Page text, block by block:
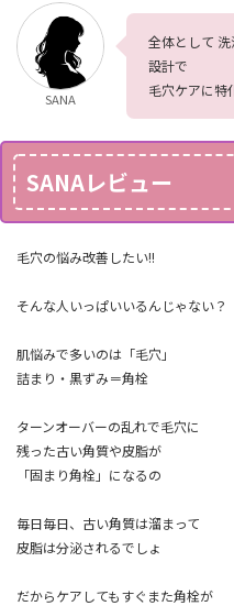
SANA
全体として
設計で
毛穴ケアに特
SANAレビュー
毛穴の悩み改善したい!!
そんな人いっぱいいるんじゃない？
肌悩みで多いのは「毛穴」
詰まり・黒ずみ＝角栓
ターンオーバーの乱れで毛穴に
残った古い角質や皮脂が
「固まり角栓」になるの
毎日毎日、古い角質は溜まって
皮脂は分泌されるでしょ
だからケアしてもすぐまた角栓が